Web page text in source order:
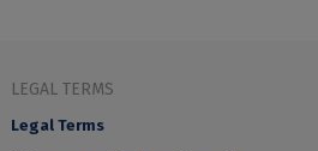
LEGAL TERMS
Legal Terms